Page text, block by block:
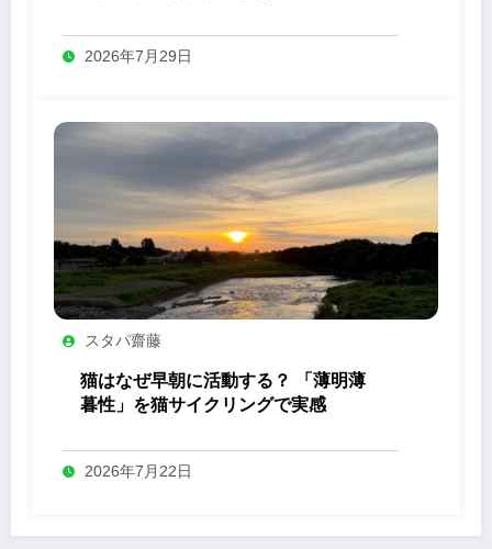
2026年7月29日
スタパ齋藤
猫はなぜ早朝に活動する？ 「薄明薄
暮性」を猫サイクリングで実感
2026年7月22日